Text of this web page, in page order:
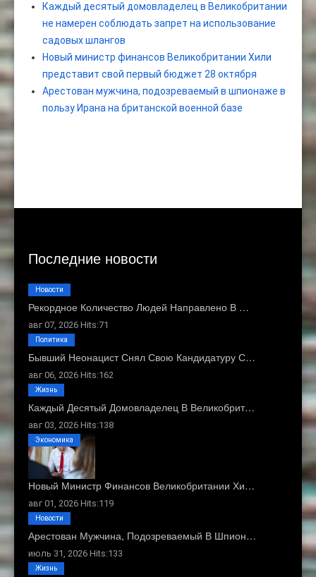
Каждый десятый домовладелец в Великобритании
не намерен соблюдать запрет на использование
садовых шлангов
Новый министр финансов Великобритании Хили
представит свой первый бюджет 28 октября
Арестован мужчина, подозреваемый в шпионаже в
пользу Ирана на британской военной базе
Последние новости
Рекордное Количество Людей Направлено В …
авг 07, 2026 Hits:71
Новости
Бывший Неонацист Снял Свою Кандидатуру С…
авг 06, 2026 Hits:162
Политика
Каждый Десятый Домовладелец В Великобрит…
авг 03, 2026 Hits:138
Жизнь
Новый Министр Финансов Великобритании Хи…
авг 01, 2026 Hits:119
Экономика
Арестован Мужчина, Подозреваемый В Шпион…
июль 31, 2026 Hits:133
Новости
Жизнь